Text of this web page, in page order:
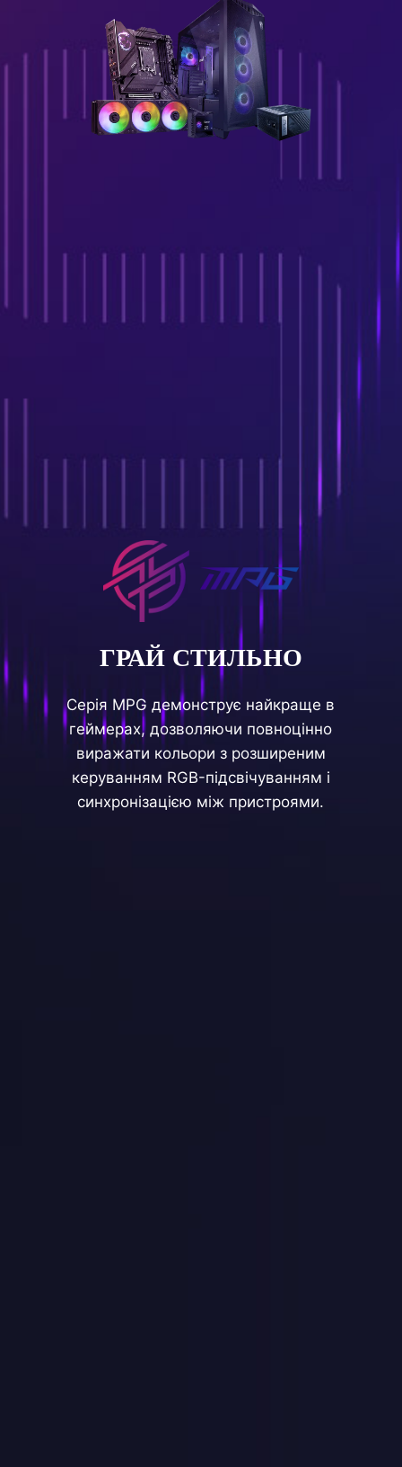
ГРАЙ СТИЛЬНО
Серія MPG демонструє найкраще в
геймерах, дозволяючи повноцінно
виражати кольори з розширеним
керуванням RGB-підсвічуванням і
синхронізацією між пристроями.